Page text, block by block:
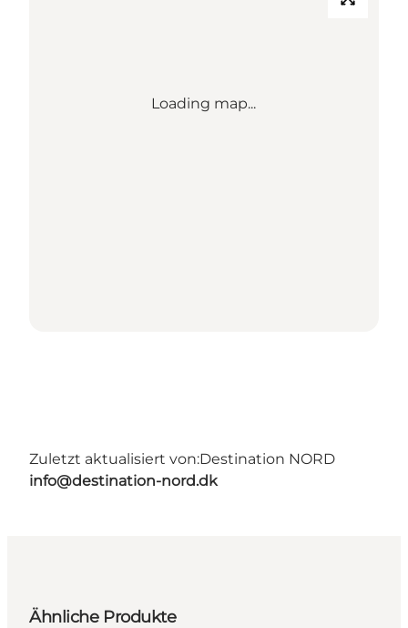
Loading map...
Zuletzt aktualisiert von:Destination NORD
info@destination-nord.dk
Ähnliche Produkte